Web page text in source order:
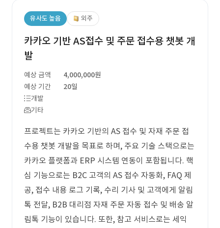
유사도 높음 외주
카카오 기반 AS접수 및 주문 접수용 챗봇 개
발
예상 금액
4,000,000원
예상 기간
20일
개발
기타
프로젝트는 카카오 기반의 AS 접수 및 자재 주문 접
수용 챗봇 개발을 목표로 하며, 주요 기술 스택으로는
카카오 플랫폼과 ERP 시스템 연동이 포함됩니다. 핵
심 기능으로는 B2C 고객의 AS 접수 자동화, FAQ 제
공, 접수 내용 로그 기록, 수리 기사 및 고객에게 알림
톡 전달, B2B 대리점 자재 주문 자동 접수 및 배송 알
림톡 기능이 있습니다. 또한, 참고 서비스로는 세익